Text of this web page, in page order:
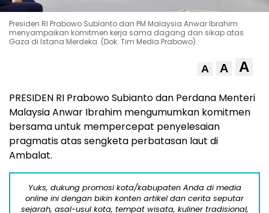
Presiden RI Prabowo Subianto dan PM Malaysia Anwar Ibrahim
menyampaikan komitmen kerja sama dagang dan sikap atas
Gaza di Istana Merdeka. (Dok. Tim Media Prabowo).
A A A
PRESIDEN RI Prabowo Subianto dan Perdana Menteri
Malaysia Anwar Ibrahim mengumumkan komitmen
bersama untuk mempercepat penyelesaian
pragmatis atas sengketa perbatasan laut di
Ambalat.
Yuks, dukung promosi kota/kabupaten Anda di media
online ini dengan bikin konten artikel dan cerita seputar
sejarah, asal-usul kota, tempat wisata, kuliner tradisional,